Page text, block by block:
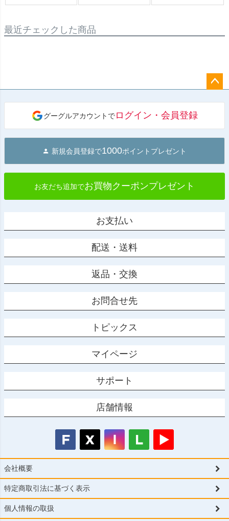
最近チェックした商品
へ
グーグルアカウントでログイン・会員登録
新規会員登録で1000ポイントプレゼント
お友だち追加でお買物クーポンプレゼント
お支払い
配送・送料
返品・交換
お問合せ先
トピックス
マイページ
サポート
店舗情報
会社概要
特定商取引法に基づく表示
個人情報の取扱